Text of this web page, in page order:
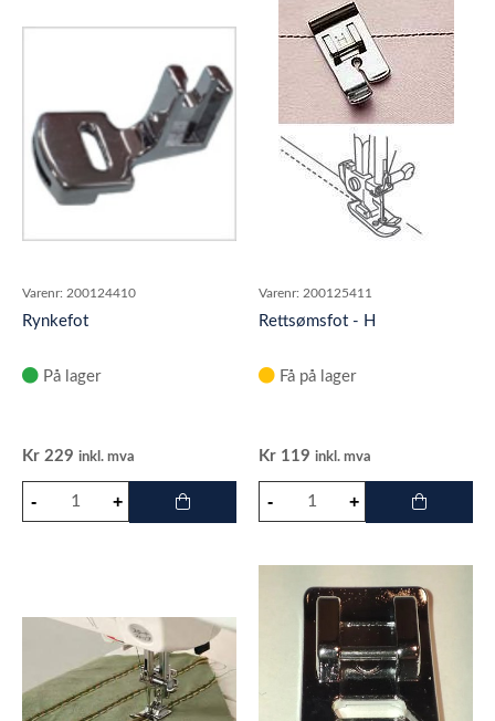
Varenr: 200124410
Rynkefot
På lager
Kr 229 inkl. mva
Varenr: 200125411
Rettsømsfot - H
Få på lager
Kr 119 inkl. mva